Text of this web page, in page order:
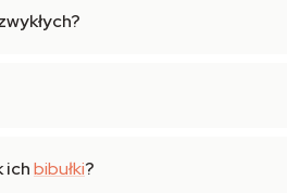
ichbibułki?